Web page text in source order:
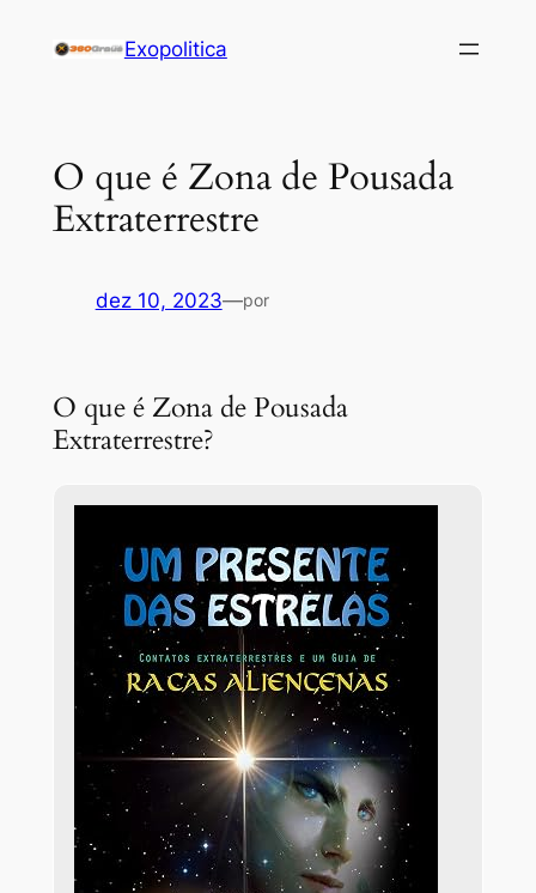
Exopolitica
O que é Zona de Pousada
Extraterrestre
dez 10, 2023—por
O que é Zona de Pousada
Extraterrestre?